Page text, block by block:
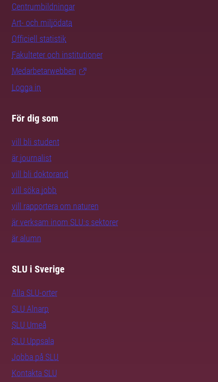
Centrumbildningar
Art- och miljödata
Officiell statistik
Fakulteter och institutioner
Medarbetarwebben
Logga in
För dig som
vill bli student
är journalist
vill bli doktorand
vill söka jobb
vill rapportera om naturen
är verksam inom SLU:s sektorer
är alumn
SLU i Sverige
Alla SLU-orter
SLU Alnarp
SLU Umeå
SLU Uppsala
Jobba på SLU
Kontakta SLU